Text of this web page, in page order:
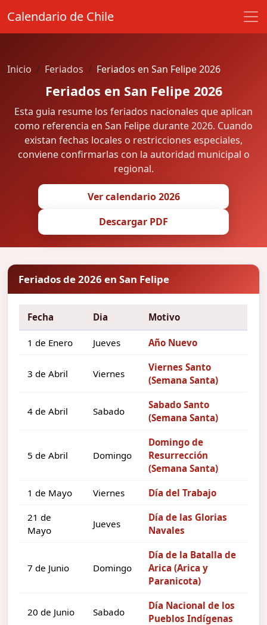
Calendario de Chile
Inicio Feriados Feriados en San Felipe 2026
Feriados en San Felipe 2026
Esta guia resume los feriados nacionales que aplican
como referencia en San Felipe durante 2026. Cuando
existan fechas locales o restricciones especiales,
conviene confirmarlas con la autoridad municipal o
regional.
Ver calendario 2026
Descargar PDF
Feriados de 2026 en San Felipe
Fecha Dia Motivo
1 de Enero Jueves Año Nuevo
3 de Abril Viernes
Viernes Santo
(Semana Santa)
4 de Abril Sabado
Sabado Santo
(Semana Santa)
5 de Abril Domingo
Domingo de
Resurrección
(Semana Santa)
1 de Mayo Viernes Día del Trabajo
21 de
Mayo
Jueves
Día de las Glorias
Navales
7 de Junio Domingo
Día de la Batalla de
Arica (Arica y
Paranicota)
20 de Junio Sabado
Día Nacional de los
Pueblos Indígenas